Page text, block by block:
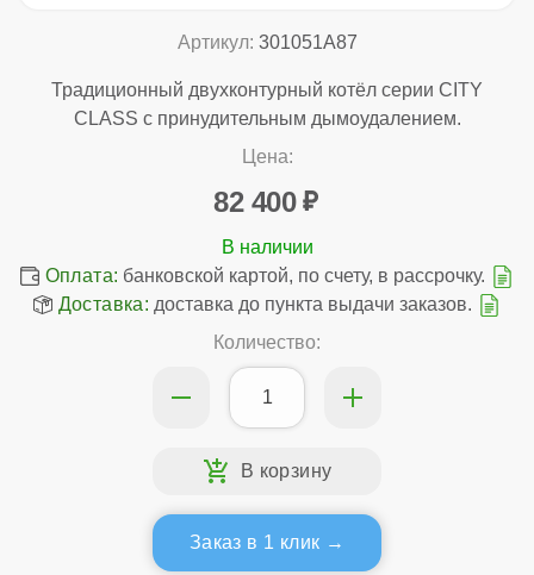
Артикул: 301051A87
Традиционный двухконтурный котёл серии CITY
CLASS с принудительным дымоудалением.
Цена:
82 400
Оплата: банковской картой, по счету, в рассрочку.
Доставка: доставка до пункта выдачи заказов.
Количество:
Заказ в 1 клик